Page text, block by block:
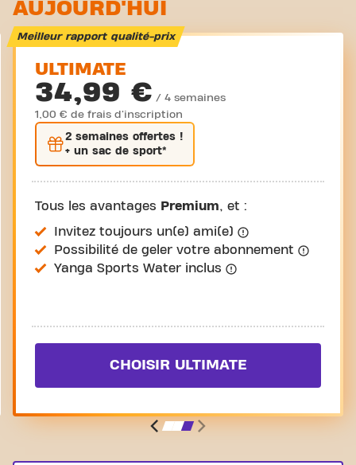
AUJOURD'HUI
Meilleur rapport qualité-prix
ULTIMATE
34,99 € / 4 semaines
1,00 € de frais d'inscription
2 semaines offertes !
+ un sac de sport*
Tous les avantages Premium, et :
Invitez toujours un(e) ami(e)
Possibilité de geler votre abonnement
Yanga Sports Water inclus
CHOISIR ULTIMATE